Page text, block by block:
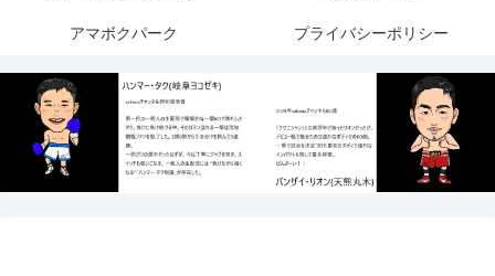
アマボクパーク プライバシーポリシー